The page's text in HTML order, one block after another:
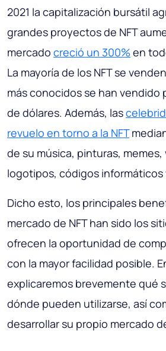
2021 la capitalización bursátil
grandes proyectos de NFT
mercado creció un 300% en
La mayoría de los NFT se
más conocidos se han vendido
de dólares. Además, las
revuelo en torno a la NFT
de su música, pinturas,
logotipos, códigos informáticos
Dicho esto, los principales
mercado de NFT han sido los
ofrecen la oportunidad de
con la mayor facilidad posible.
explicaremos brevemente qué
dónde pueden utilizarse, así
desarrollar su propio mercado